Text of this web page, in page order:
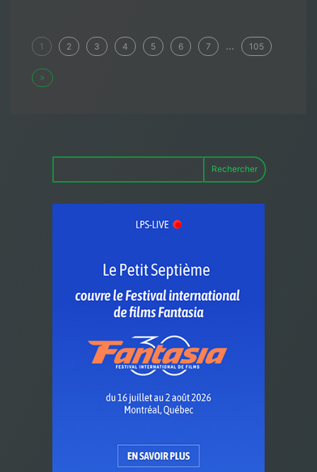
1 2 3 4 5 6 7 ... 105
»
Rechercher